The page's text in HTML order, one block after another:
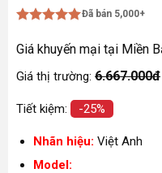
nhà chui xuống bể
hạng55
Đã bán 5,000+
Giá khuyến mại tại Miền
Giá thị trường: 6.667.000đ
Tiết kiệm: -25%
Nhãn hiệu: Việt Anh
Model: